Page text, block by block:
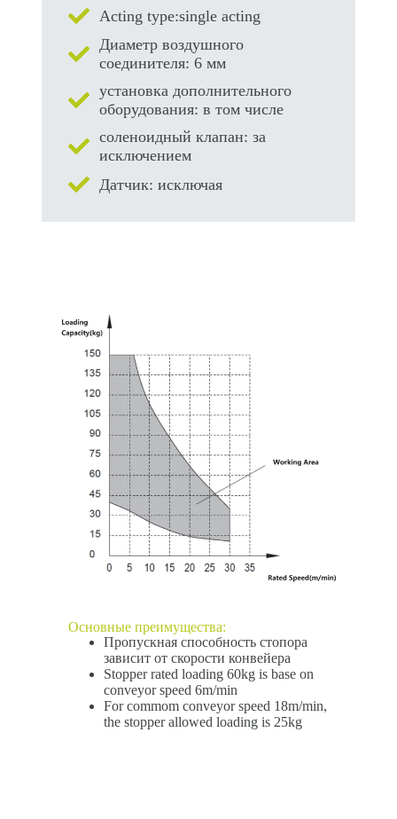
Acting type:single acting
Диаметр воздушного
соединителя: 6 мм
установка дополнительного
оборудования: в том числе
соленоидный клапан: за
исключением
Датчик: исключая
Основные преимущества:
Пропускная способность стопора
зависит от скорости конвейера
Stopper rated loading 60kg is base on
conveyor speed 6m/min
For commom conveyor speed 18m/min,
the stopper allowed loading is 25kg